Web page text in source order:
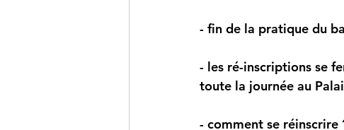
- fin de la pratique du
- les ré-inscriptions se
toute la journée au
- comment se